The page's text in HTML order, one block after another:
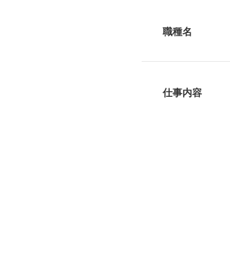
職種名
仕事内容